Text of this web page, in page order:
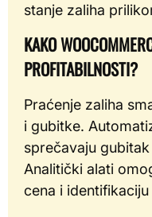
stanje zaliha
KAKO
PROFITABILNOSTI?
Praćenje zaliha
i gubitke.
sprečavaju
Analitički alati
cena i